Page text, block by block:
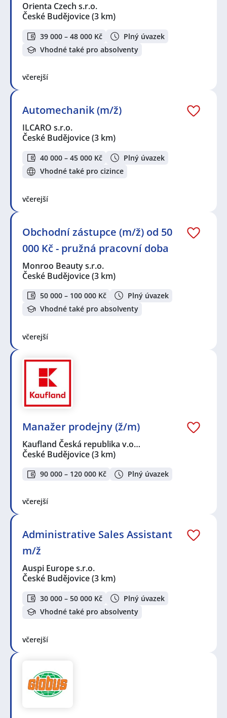
Orienta Czech s.r.o.
České Budějovice(3 km)
39 000 – 48 000 Kč
Plný úvazek
Vhodné také pro absolventy
včerejší
Automechanik (m/ž)
ILCARO s.r.o.
České Budějovice(3 km)
40 000 – 45 000 Kč
Plný úvazek
Vhodné také pro cizince
včerejší
Obchodní zástupce (m/ž) od 50
000 Kč - pružná pracovní doba
Monroo Beauty s.r.o.
České Budějovice(3 km)
50 000 – 100 000 Kč
Plný úvazek
Vhodné také pro absolventy
včerejší
Manažer prodejny (ž/m)
Kaufland Česká republika v.o…
České Budějovice(3 km)
90 000 – 120 000 Kč Plný úvazek
včerejší
Administrative Sales Assistant
m/ž
Auspi Europe s.r.o.
České Budějovice(3 km)
30 000 – 50 000 Kč
Plný úvazek
Vhodné také pro absolventy
včerejší